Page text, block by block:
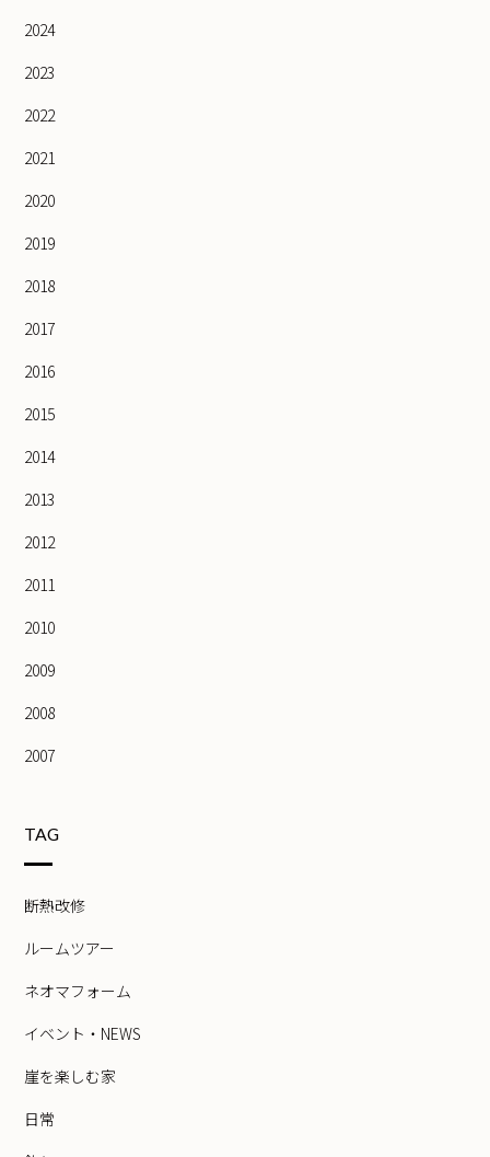
2024
2023
2022
2021
2020
2019
2018
2017
2016
2015
2014
2013
2012
2011
2010
2009
2008
2007
TAG
断熱改修
ルームツアー
ネオマフォーム
イベント・NEWS
崖を楽しむ家
日常